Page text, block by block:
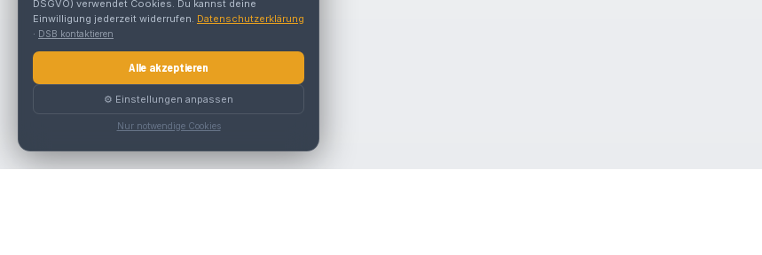
DSGVO) verwendet Cookies. Du kannst deine
Einwilligung jederzeit widerrufen. Datenschutzerklärung
· DSB kontaktieren
Alle akzeptieren
⚙️ Einstellungen anpassen
Nur notwendige Cookies